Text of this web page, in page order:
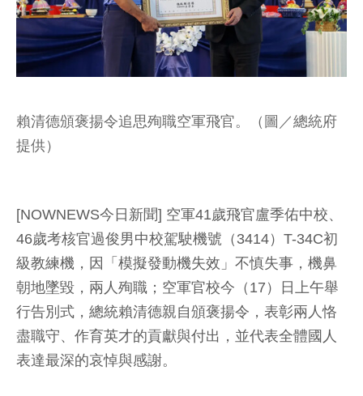
賴清德頒褒揚令追思殉職空軍飛官。（圖／總統府
提供）
[NOWNEWS今日新聞] 空軍41歲飛官盧季佑中校、
46歲考核官過俊男中校駕駛機號（3414）T-34C初
級教練機，因「模擬發動機失效」不慎失事，機鼻
朝地墜毀，兩人殉職；空軍官校今（17）日上午舉
行告別式，總統賴清德親自頒褒揚令，表彰兩人恪
盡職守、作育英才的貢獻與付出，並代表全體國人
表達最深的哀悼與感謝。